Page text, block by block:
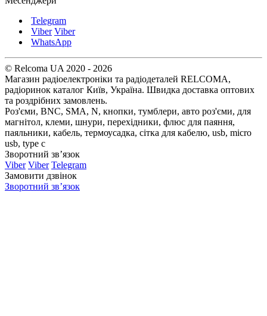
Telegram
Viber Viber
WhatsApp
© Relcoma UA 2020 - 2026
Магазин радіоелектроніки та радіодеталей RELCOMA,
радіоринок каталог Київ, Україна. Швидка доставка оптових
та роздрібних замовлень.
Роз'єми, BNC, SMA, N, кнопки, тумблери, авто роз'єми, для
магнітол, клеми, шнури, перехідники, флюс для паяння,
паяльники, кабель, термоусадка, сітка для кабелю, usb, micro
usb, type c
Зворотний зв’язок
Viber Viber Telegram
Замовити дзвінок
Зворотний зв’язок